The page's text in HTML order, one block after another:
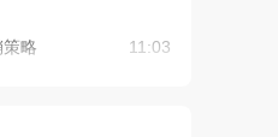
略
11:03